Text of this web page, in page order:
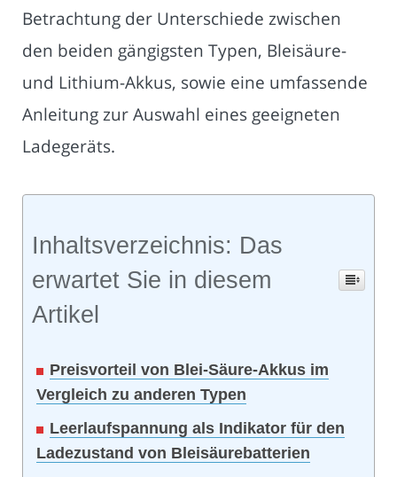
Betrachtung der Unterschiede zwischen
den beiden gängigsten Typen, Bleisäure-
und Lithium-Akkus, sowie eine umfassende
Anleitung zur Auswahl eines geeigneten
Ladegeräts.
Inhaltsverzeichnis: Das
erwartet Sie in diesem
Artikel
Preisvorteil von Blei-Säure-Akkus im
Vergleich zu anderen Typen
Leerlaufspannung als Indikator für den
Ladezustand von Bleisäurebatterien